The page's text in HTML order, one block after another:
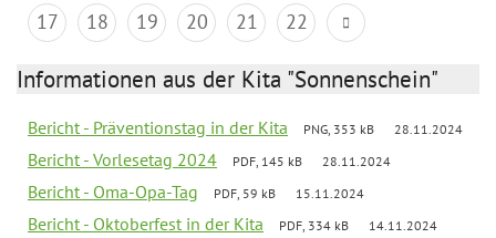
17
18 19 20 21 22
Informationen aus der Kita "Sonnenschein"
Bericht - Präventionstag in der Kita PNG, 353 kB 28.11.2024
Bericht - Vorlesetag 2024 PDF, 145 kB 28.11.2024
Bericht - Oma-Opa-Tag PDF, 59 kB 15.11.2024
Bericht - Oktoberfest in der Kita PDF, 334 kB 14.11.2024